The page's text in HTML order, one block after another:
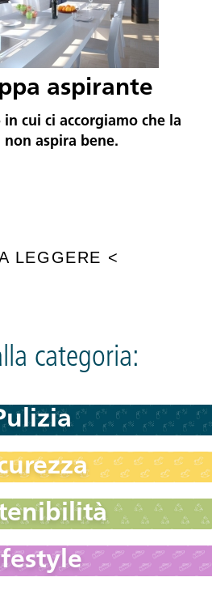
aspirante
cui ci accorgiamo che la
non aspira bene.
LEGGERE <
categoria: